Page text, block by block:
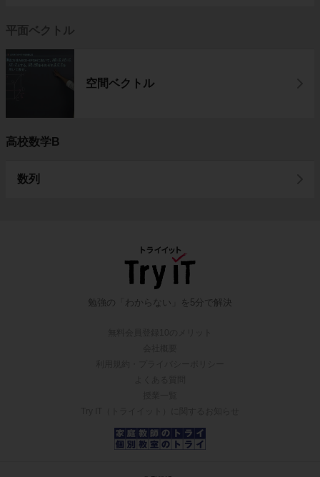
平面ベクトル
空間ベクトル
高校数学B
数列
勉強の「わからない」を5分で解決